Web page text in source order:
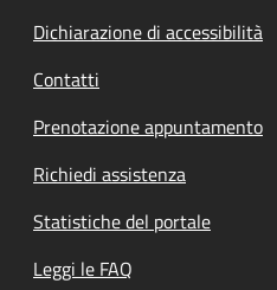
Dichiarazione di accessibilità
Contatti
Prenotazione appuntamento
Richiedi assistenza
Statistiche del portale
Leggi le FAQ